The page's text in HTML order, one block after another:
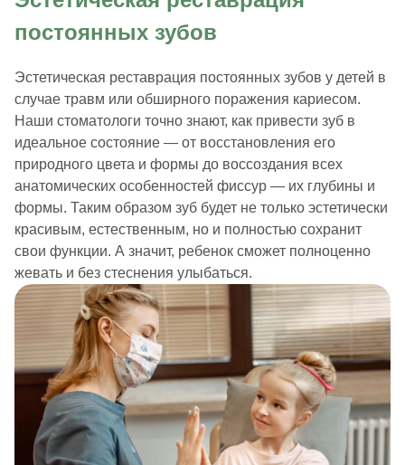
постоянных зубов
Эстетическая реставрация постоянных зубов у детей в
случае травм или обширного поражения кариесом.
Наши стоматологи точно знают, как привести зуб в
идеальное состояние — от восстановления его
природного цвета и формы до воссоздания всех
анатомических особенностей фиссур — их глубины и
формы. Таким образом зуб будет не только эстетически
красивым, естественным, но и полностью сохранит
свои функции. А значит, ребенок сможет полноценно
жевать и без стеснения улыбаться.